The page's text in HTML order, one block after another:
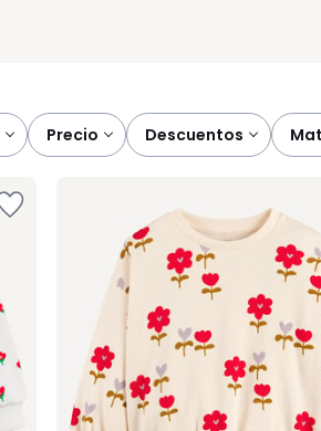
precio descuentos